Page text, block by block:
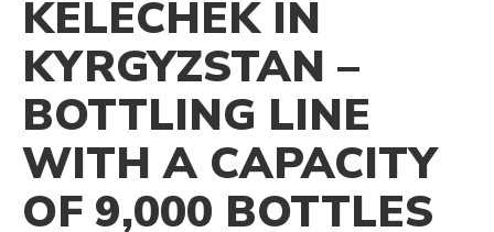
KELECHEK IN
KYRGYZSTAN –
BOTTLING LINE
WITH A CAPACITY
OF 9,000 BOTTLES